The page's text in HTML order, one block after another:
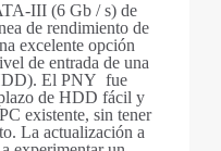
III (6 Gb / s) de
de rendimiento de
excelente opción
de entrada de una
El PNY fue
de HDD fácil y
existente, sin tener
La actualización a